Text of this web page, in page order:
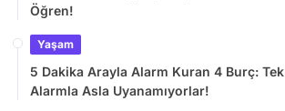
Öğren!
Yaşam
5 Dakika Arayla Alarm Kuran 4 Burç: Tek
Alarmla Asla Uyanamıyorlar!